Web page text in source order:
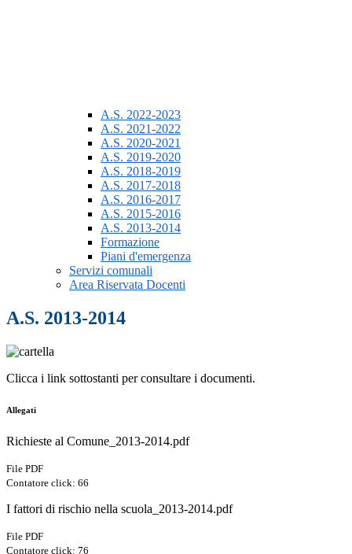
A.S. 2022-2023
A.S. 2021-2022
A.S. 2020-2021
A.S. 2019-2020
A.S. 2018-2019
A.S. 2017-2018
A.S. 2016-2017
A.S. 2015-2016
A.S. 2013-2014
Formazione
Piani d'emergenza
Servizi comunali
Area Riservata Docenti
A.S. 2013-2014
Clicca i link sottostanti per consultare i documenti.
Allegati
Richieste al Comune_2013-2014.pdf
File PDF
Contatore click: 66
I fattori di rischio nella scuola_2013-2014.pdf
File PDF
Contatore click: 76